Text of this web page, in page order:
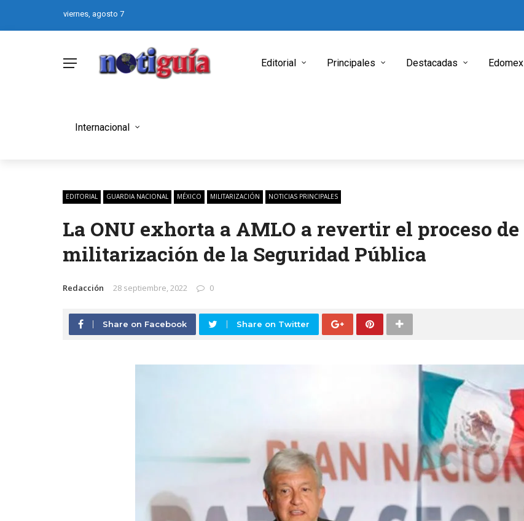
viernes, agosto 7
Editorial Principales Destacadas Edomex
Internacional
EDITORIAL GUARDIA NACIONAL MÉXICO MILITARIZACIÓN NOTICIAS PRINCIPALES
La ONU exhorta a AMLO a revertir el proceso de
militarización de la Seguridad Pública
Redacción 28 septiembre, 2022 0
Share on Facebook Share on Twitter